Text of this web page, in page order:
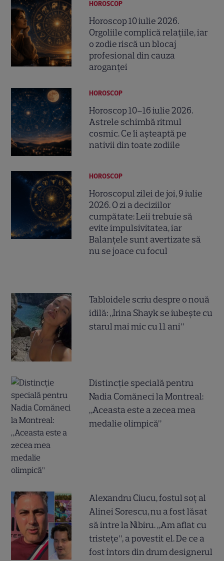
HOROSCOP
Horoscop 10 iulie 2026.
Orgoliile complică relațiile, iar
o zodie riscă un blocaj
profesional din cauza
aroganței
HOROSCOP
Horoscop 10–16 iulie 2026.
Astrele schimbă ritmul
cosmic. Ce îi așteaptă pe
nativii din toate zodiile
HOROSCOP
Horoscopul zilei de joi, 9 iulie
2026. O zi a deciziilor
cumpătate: Leii trebuie să
evite impulsivitatea, iar
Balanțele sunt avertizate să
nu se joace cu focul
Tabloidele scriu despre o nouă
idilă: „Irina Shayk se iubește cu
starul mai mic cu 11 ani”
Distincție specială pentru
Nadia Comăneci la Montreal:
„Aceasta este a zecea mea
medalie olimpică”
Alexandru Ciucu, fostul soț al
Alinei Sorescu, nu a fost lăsat
să intre la Nibiru. „Am aflat cu
tristețe”, a povestit el. De ce a
fost întors din drum designerul